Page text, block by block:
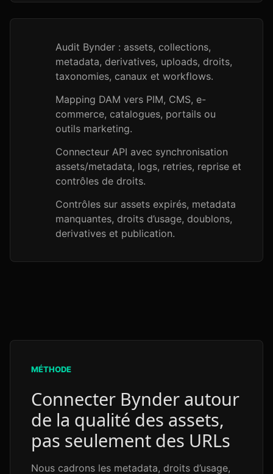
Audit Bynder : assets, collections,
metadata, derivatives, uploads, droits,
taxonomies, canaux et workflows.
Mapping DAM vers PIM, CMS, e-
commerce, catalogues, portails ou
outils marketing.
Connecteur API avec synchronisation
assets/metadata, logs, retries, reprise et
contrôles de droits.
Contrôles sur assets expirés, metadata
manquantes, droits d’usage, doublons,
derivatives et publication.
MÉTHODE
Connecter Bynder autour
de la qualité des assets,
pas seulement des URLs
Nous cadrons les metadata, droits d’usage,